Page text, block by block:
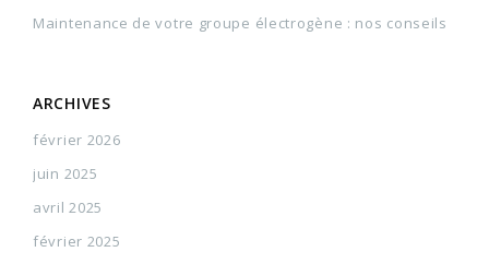
Maintenance de votre groupe électrogène : nos conseils
ARCHIVES
février 2026
juin 2025
avril 2025
février 2025